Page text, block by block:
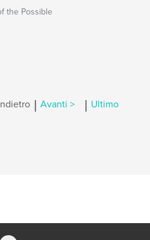
the Possible
| Avanti > | Ultimo